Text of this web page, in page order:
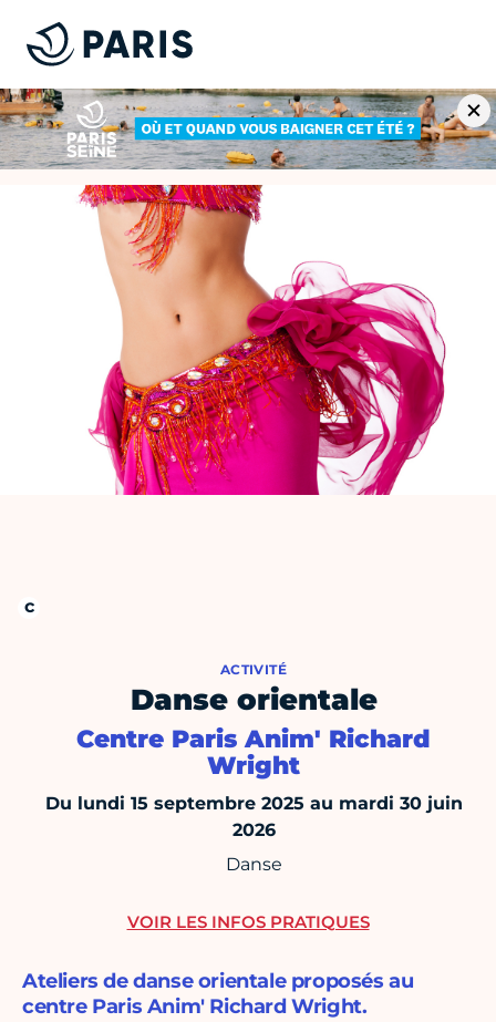
ACTIVITÉ
Danse orientale
Centre Paris Anim' Richard
Wright
Du lundi 15 septembre 2025 au mardi 30 juin
2026
Danse
Ateliers de danse orientale proposés au
centre Paris Anim' Richard Wright.
VOIR LES INFOS PRATIQUES